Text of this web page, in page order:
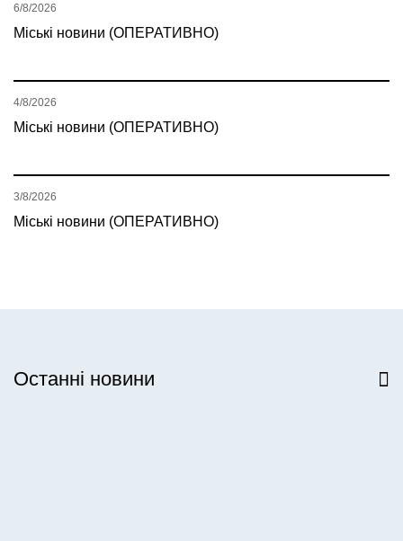
Міські новини (ОПЕРАТИВНО)
6/8/2026
Міські новини (ОПЕРАТИВНО)
4/8/2026
Міські новини (ОПЕРАТИВНО)
3/8/2026
Останні новини